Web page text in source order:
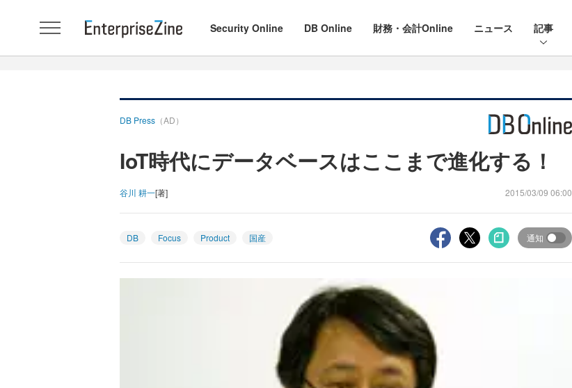
Security Online DB Online 財務・会計Online ニュース 記事
DB Press （AD）
IoT時代にデータベースはここまで進化する！
谷川 耕一[著] 2015/03/09 06:00
DB Focus Product 国産 通知